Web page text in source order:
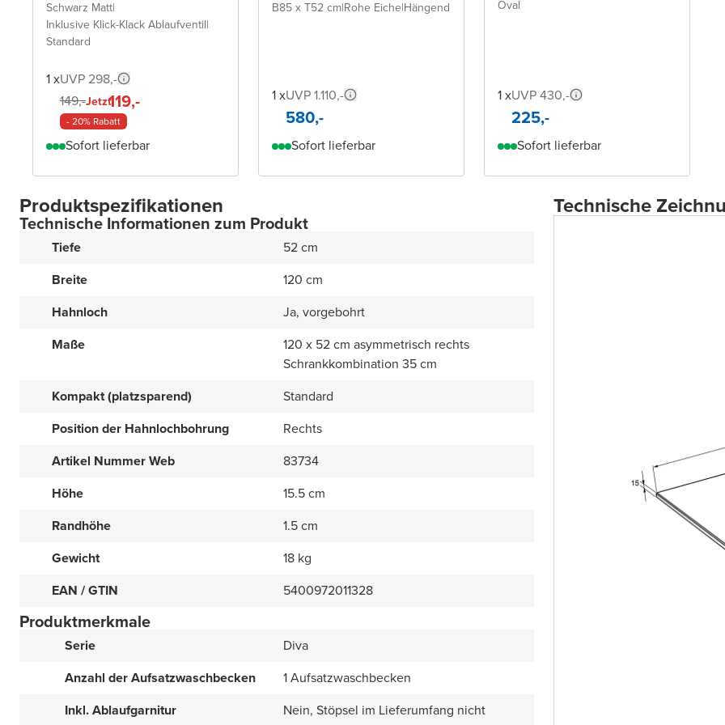
Schwarz Matt|
Inklusive Klick-Klack Ablaufventil|
Standard
1 xUVP 298,-
149,-Jetzt119,-
- 20% Rabatt
Sofort lieferbar
B85 x T52 cm|Rohe Eiche|Hängend
1 xUVP 1.110,-
580,-
Sofort lieferbar
Oval
1 xUVP 430,-
225,-
Sofort lieferbar
Produktspezifikationen
Technische Informationen zum Produkt
Tiefe
52 cm
Breite
120 cm
Hahnloch
Ja, vorgebohrt
Maße
120 x 52 cm asymmetrisch rechts
Schrankkombination 35 cm
Kompakt (platzsparend)
Standard
Position der Hahnlochbohrung
Rechts
Artikel Nummer Web
83734
Höhe
15.5 cm
Randhöhe
1.5 cm
Gewicht
18 kg
EAN / GTIN
5400972011328
Produktmerkmale
Serie
Diva
Anzahl der Aufsatzwaschbecken
1 Aufsatzwaschbecken
Inkl. Ablaufgarnitur
Nein, Stöpsel im Lieferumfang nicht
Technische